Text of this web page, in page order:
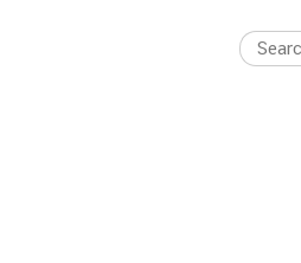
Search
for: